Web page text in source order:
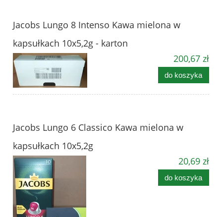
Jacobs Lungo 8 Intenso Kawa mielona w
kapsułkach 10x5,2g - karton
200,67 zł
do koszyka
Jacobs Lungo 6 Classico Kawa mielona w
kapsułkach 10x5,2g
20,69 zł
do koszyka